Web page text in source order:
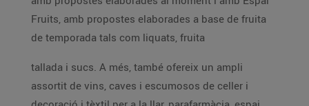
Fruits, amb propostes elaborades a base de fruita
de temporada tals com liquats, fruita
tallada i sucs. A més, també ofereix un ampli
assortit de vins, caves i escumosos de celler i